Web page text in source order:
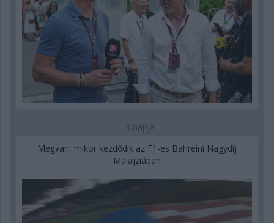
3 napja
Megvan, mikor kezdődik az F1-es Bahreini Nagydíj
Malajziában